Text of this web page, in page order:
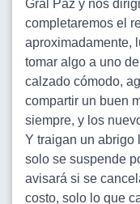
Gral Paz y nos
completaremos el
aproximadamente,
tomar algo a uno
calzado cómodo,
compartir un buen
siempre, y los
Y traigan un abrigo
solo se suspende
avisará si se
costo, solo lo que